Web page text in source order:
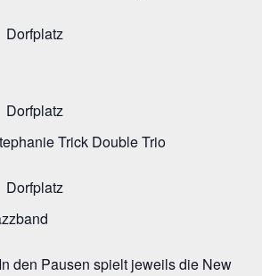
Dorfplatz
Dorfplatz
Trick Double Trio
Dorfplatz
spielt jeweils die New